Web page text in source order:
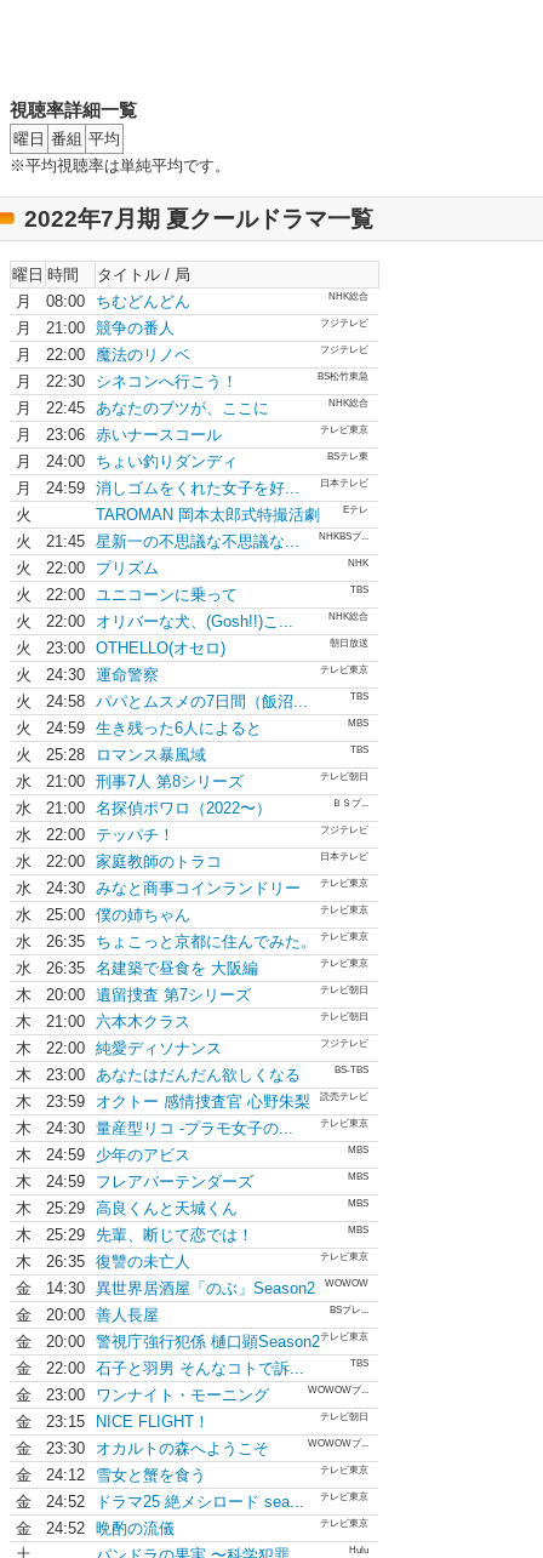
視聴率詳細一覧
曜日 番組 平均
※平均視聴率は単純平均です。
2022年7月期 夏クールドラマ一覧
曜日 時間
タイトル / 局
月
08:00 ちむどんどん NHK総合
月 21:00 競争の番人 フジテレビ
月 22:00 魔法のリノベ フジテレビ
月 22:30 シネコンへ行こう！ BS松竹東急
月 22:45 あなたのブツが、ここに NHK総合
月 23:06 赤いナースコール テレビ東京
月 24:00 ちょい釣りダンディ BSテレ東
月 24:59 消しゴムをくれた女子を好... 日本テレビ
火 TAROMAN 岡本太郎式特撮活劇 Eテレ
火 21:45 星新一の不思議な不思議な... NHKBSプ...
火 22:00 プリズム NHK
火 22:00 ユニコーンに乗って TBS
火 22:00 オリバーな犬、(Gosh!!)こ... NHK総合
火 23:00 OTHELLO(オセロ) 朝日放送
火 24:30 運命警察 テレビ東京
火 24:58 パパとムスメの7日間（飯沼... TBS
火 24:59 生き残った6人によると MBS
火 25:28 ロマンス暴風域 TBS
水 21:00 刑事7人 第8シリーズ テレビ朝日
水 21:00 名探偵ポワロ（2022〜） ＢＳプ...
水 22:00 テッパチ！ フジテレビ
水 22:00 家庭教師のトラコ 日本テレビ
水 24:30 みなと商事コインランドリー テレビ東京
水 25:00 僕の姉ちゃん テレビ東京
水 26:35 ちょこっと京都に住んでみた。 テレビ東京
水 26:35 名建築で昼食を 大阪編 テレビ東京
木 20:00 遺留捜査 第7シリーズ テレビ朝日
木 21:00 六本木クラス テレビ朝日
木 22:00 純愛ディソナンス フジテレビ
木 23:00 あなたはだんだん欲しくなる BS-TBS
木 23:59 オクトー 感情捜査官 心野朱梨 読売テレビ
木 24:30 量産型リコ -プラモ女子の... テレビ東京
木 24:59 少年のアビス MBS
木 24:59 フレアバーテンダーズ MBS
木 25:29 高良くんと天城くん MBS
木 25:29 先輩、断じて恋では！ MBS
木 26:35 復讐の未亡人 テレビ東京
金 14:30 異世界居酒屋「のぶ」Season2 WOWOW
金 20:00 善人長屋 BSプレ...
金 20:00 警視庁強行犯係 樋口顕Season2テレビ東京
金 22:00 石子と羽男 そんなコトで訴... TBS
金 23:00 ワンナイト・モーニング WOWOWプ...
金 23:15 NICE FLIGHT！ テレビ朝日
金 23:30 オカルトの森へようこそ WOWOWプ...
金 24:12 雪女と蟹を食う テレビ東京
金 24:52 ドラマ25 絶メシロード sea... テレビ東京
金 24:52 晩酌の流儀 テレビ東京
Hulu